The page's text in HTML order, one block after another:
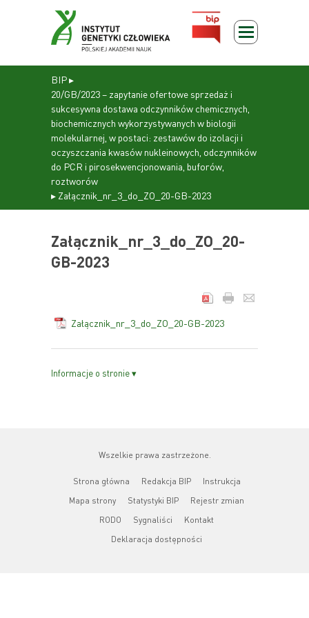
BIP▸
20/GB/2023 – zapytanie ofertowe sprzedaż i
sukcesywna dostawa odczynników chemicznych,
biochemicznych wykorzystywanych w biologii
molekularnej, w postaci: zestawów do izolacji i
oczyszczania kwasów nukleinowych, odczynników
do PCR i pirosekwencjonowania, buforów,
roztworów
▸ Załącznik_nr_3_do_ZO_20-GB-2023
Załącznik_nr_3_do_ZO_20-
GB-2023
Załącznik_nr_3_do_ZO_20-GB-2023
Informacje o stronie ▾
Wszelkie prawa zastrzeżone.
Strona główna Redakcja BIP
Instrukcja
Mapa strony
Statystyki BIP
Rejestr zmian
RODO
Sygnaliści
Kontakt
Deklaracja dostępności